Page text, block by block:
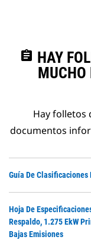
assignment HAY
Hay folletos
documentos
Guía De Clasificaciones
Hoja De
Respaldo, 1.275 EkW
Bajas Emisiones